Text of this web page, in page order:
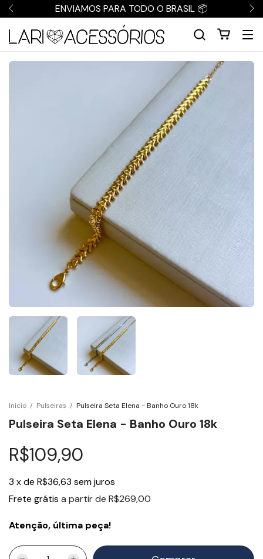
ENVIAMOS PARA TODO O BRASIL 📦
Início / Pulseiras / Pulseira Seta Elena - Banho Ouro 18k
Pulseira Seta Elena - Banho Ouro 18k
R$109,90
3 xde R$36,63 sem juros
Frete grátis a partir de R$269,00
Atenção, última peça!